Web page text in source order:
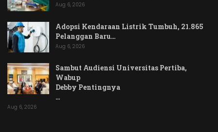
Aug 6, 2026
Adopsi Kendaraan Listrik Tumbuh, 21.865
Pelanggan Baru…
Aug 6, 2026
Sambut Audiensi Universitas Pertiba,
Wabup
Debby Pentingnya
…
Aug 6, 2026